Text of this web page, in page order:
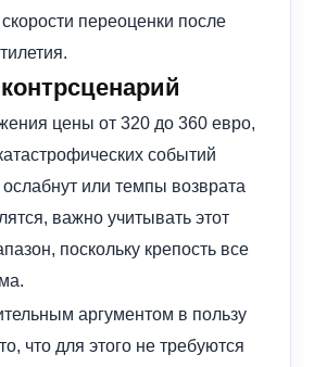
переоценки после
цены от 320 до 360 евро,
событий
ослабнут или темпы возврата
важно учитывать этот
поскольку крепость все
аргументом в пользу
что для этого не требуются